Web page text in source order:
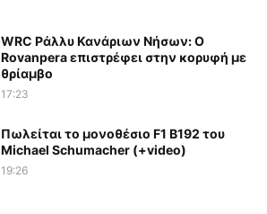
WRC Ράλλυ Κανάριων Νήσων: O
Rovanpera επιστρέφει στην κορυφή με
θρίαμβο
17:23
Πωλείται το μονοθέσιο F1 B192 του
Michael Schumacher (+video)
19:26